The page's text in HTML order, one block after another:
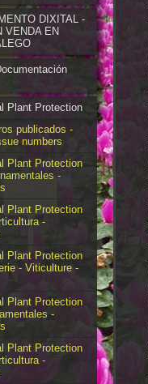
DIXITAL -
VENDA EN
Plant Protection
publicados -
numbers
Plant Protection
-
Plant Protection
-
Plant Protection
- Viticulture -
Plant Protection
-
Plant Protection
-